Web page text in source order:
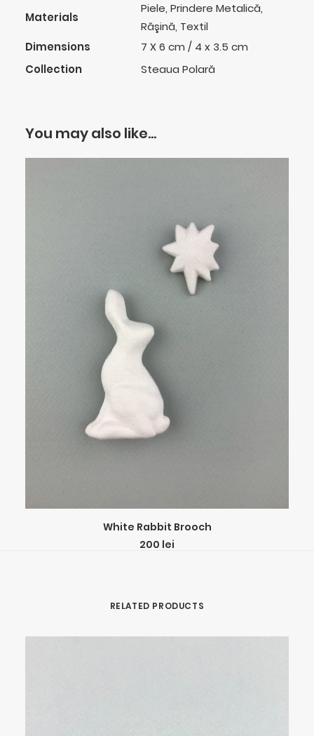
Materials
Piele, Prindere Metalică,
Răşină, Textil
Dimensions
7 X 6 cm / 4 x 3.5 cm
Collection
Steaua Polară
You may also like…
ADD TO CART
White Rabbit Brooch
200 lei
RELATED PRODUCTS